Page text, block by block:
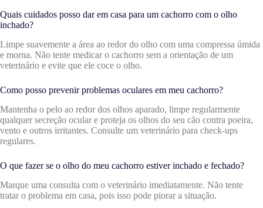
Quais cuidados posso dar em casa para um cachorro com o olho
inchado?
Limpe suavemente a área ao redor do olho com uma compressa úmida
e morna. Não tente medicar o cachorro sem a orientação de um
veterinário e evite que ele coce o olho.
Como posso prevenir problemas oculares em meu cachorro?
Mantenha o pelo ao redor dos olhos aparado, limpe regularmente
qualquer secreção ocular e proteja os olhos do seu cão contra poeira,
vento e outros irritantes. Consulte um veterinário para check-ups
regulares.
O que fazer se o olho do meu cachorro estiver inchado e fechado?
Marque uma consulta com o veterinário imediatamente. Não tente
tratar o problema em casa, pois isso pode piorar a situação.